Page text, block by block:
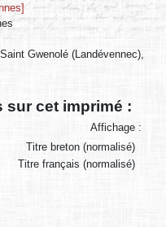
Gwenolé (Landévennec),
sur cet imprimé :
Affichage :
Titre breton (normalisé)
Titre français (normalisé)